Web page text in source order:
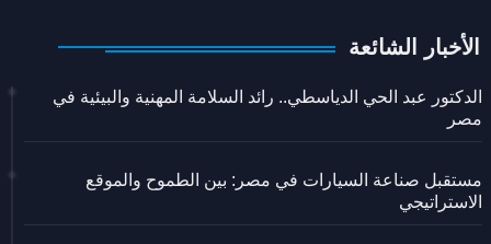
الأخبار الشائعة
الدكتور عبد الحي الدياسطي.. رائد السلامة المهنية والبيئية في
مصر
مستقبل صناعة السيارات في مصر: بين الطموح والموقع
الاستراتيجي